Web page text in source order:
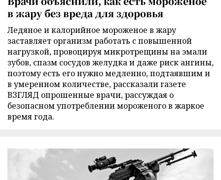
в жару без вреда для здоровья
Ледяное и калорийное мороженое в жару
заставляет организм работать с повышенной
нагрузкой, провоцируя микротрещины на эмали
зубов, спазм сосудов желудка и даже риск ангины,
поэтому есть его нужно медленно, подтаявшим и
в умеренном количестве, рассказали газете
ВЗГЛЯД опрошенные врачи, рассуждая о
безопасном употреблении мороженого в жаркое
время года.